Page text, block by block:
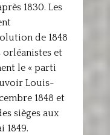
1830. Les
de 1848
et
le « parti
Louis-
1848 et
sièges aux
1849.